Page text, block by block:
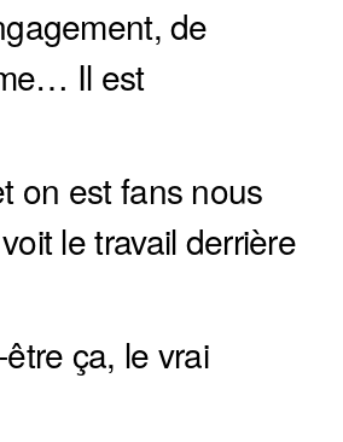
de
Il est
on est fans nous
le travail derrière
être ça, le vrai